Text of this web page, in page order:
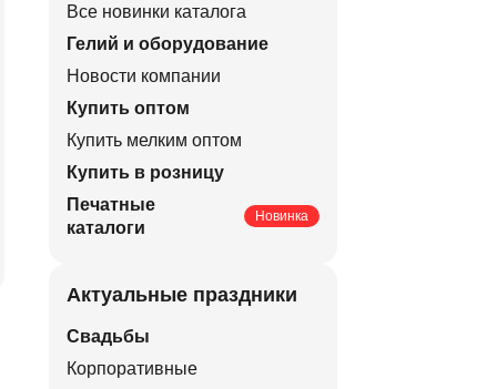
Все новинки каталога
Гелий и оборудование
Новости компании
Купить оптом
Купить мелким оптом
Купить в розницу
Печатные
каталоги
Новинка
Актуальные праздники
Свадьбы
Корпоративные